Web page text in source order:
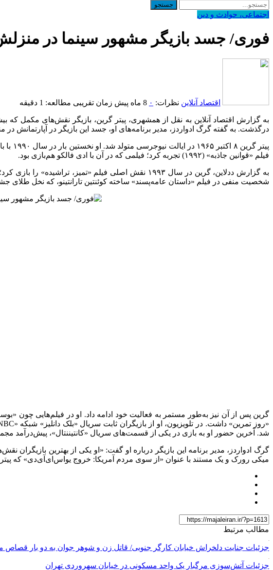
اجتماعی، حوادث و دین
فوری/ جسد بازیگر مشهور سینما در
اقتصاد آنلاین نظرات: ۰ 8 ماه پیش زمان تقریبی مطالعه: 1 دقیقه
درگذشت. به گفته گرگ ادواردز، مدیر برنامه‌های او، جسد این بازیگر در
فیلم «قوانین جاذبه» (۱۹۹۲) تجربه کرد؛ فیلمی که در آن با ادی فالکو هم‌بازی بود.
شخصیت منفی در فیلم «داستان عامه‌پسند» ساخته کوئنتین تارانتینو، که نخل
گرین پس از آن نیز به‌طور مستمر به فعالیت خود ادامه داد. او در فیلم‌هایی چون
شد. آخرین حضور او به بازی در یکی از قسمت‌های سریال «کانتیننتال»، پیش‌درآمد
گرگ ادواردز، مدیر برنامه این بازیگر درباره او گفت: «او یکی از بهترین
میکی رورک و یک مستند با عنوان «از سوی مردم آمریکا: خروج یواس‌ای‌آی‌دی» که پیتر
مطالب مرتبط
جزئیات جنایت دلخراش خیابان کارگر جنوبی/ قاتل زن و شوهر جوان به دو بار
جزئیات آتش‌سوزی مرگبار یک واحد مسکونی در خیابان سهروردی تهران